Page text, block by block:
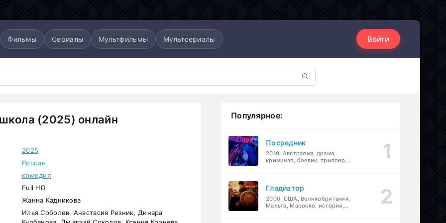
Фильмы Сериалы Мультфильмы Мультсериалы Войти
(2025) онлайн
2025
Россия
комедия
Full HD
Жанна Кадникова
Илья Соболев, Анастасия Резник, Динара
Популярное:
Посредник
2019, Австралия, драма,
криминал, боевик, триллер,
Гладиатор
2000, США, Великобритания,
Мальта, Марокко, история,